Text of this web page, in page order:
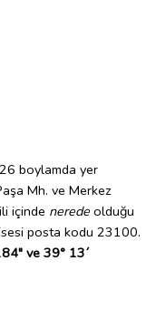
boylamda yer
Mh. ve Merkez
içinde nerede olduğu
posta kodu 23100.
ve 39° 13´